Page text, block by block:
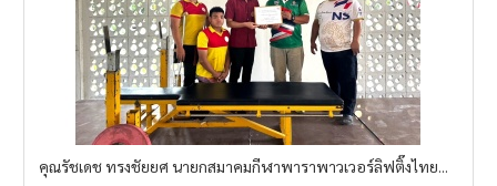
คุณรัชเดช ทรงชัยยศ นายกสมาคมกีฬาพาราพาวเวอร์ลิฟติ๊งไทย...